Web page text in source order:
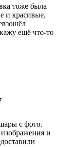
тоже была
и красивые,
ещё что-то
с фото.
и